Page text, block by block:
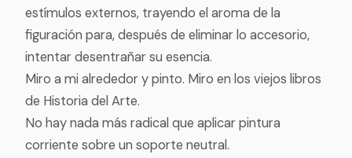
estímulos externos, trayendo el aroma de la
figuración para, después de eliminar lo accesorio,
intentar desentrañar su esencia.
Miro a mi alrededor y pinto. Miro en los viejos libros
de Historia del Arte.
No hay nada más radical que aplicar pintura
corriente sobre un soporte neutral.